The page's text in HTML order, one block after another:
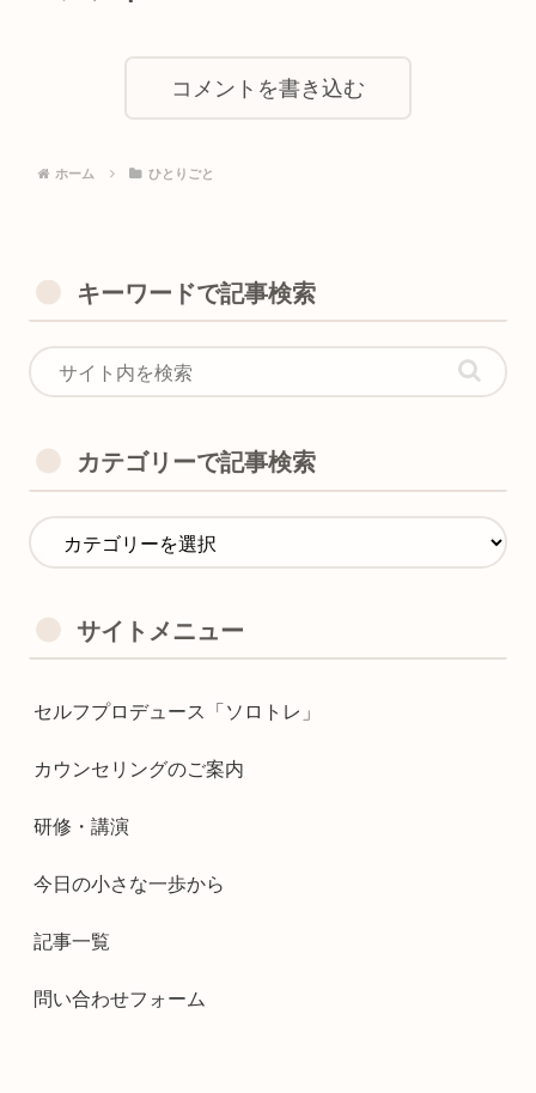
コメントを書き込む
ホーム ひとりごと
キーワードで記事検索
カテゴリーで記事検索
サイトメニュー
セルフプロデュース「ソロトレ」
カウンセリングのご案内
研修・講演
今日の小さな一歩から
記事一覧
問い合わせフォーム